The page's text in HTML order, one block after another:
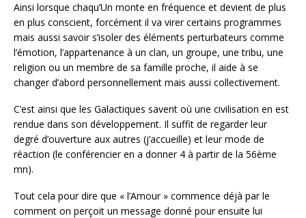
Ainsi lorsque chaqu’Un monte en fréquence et devient de plus
en plus conscient, forcément il va virer certains programmes
mais aussi savoir s’isoler des éléments perturbateurs comme
l’émotion, l’appartenance à un clan, un groupe, une tribu, une
religion ou un membre de sa famille proche, il aide à se
changer d’abord personnellement mais aussi collectivement.
C’est ainsi que les Galactiques savent où une civilisation en est
rendue dans son développement. Il suffit de regarder leur
degré d’ouverture aux autres (j’accueille) et leur mode de
réaction (le conférencier en a donner 4 à partir de la 56ème
mn).
Tout cela pour dire que « l’Amour » commence déjà par le
comment on perçoit un message donné pour ensuite lui